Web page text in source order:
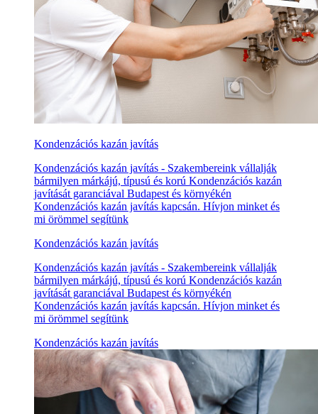
Kondenzációs kazán javítás
Kondenzációs kazán javítás - Szakembereink vállalják
bármilyen márkájú, típusú és korú Kondenzációs kazán
javítását garanciával Budapest és környékén
Kondenzációs kazán javítás kapcsán. Hívjon minket és
mi örömmel segítünk
Kondenzációs kazán javítás
Kondenzációs kazán javítás - Szakembereink vállalják
bármilyen márkájú, típusú és korú Kondenzációs kazán
javítását garanciával Budapest és környékén
Kondenzációs kazán javítás kapcsán. Hívjon minket és
mi örömmel segítünk
Kondenzációs kazán javítás